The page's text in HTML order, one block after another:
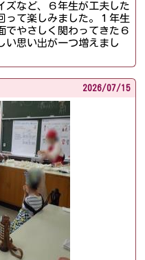
ズなど、６年生が工夫した
って楽しみました。１年生
でやさしく関わってきた６
い思い出が一つ増えまし
2026/07/15